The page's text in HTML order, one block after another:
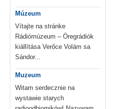
Múzeum
Vítajte na stránke
Rádiómúzeum – Öregrádiók
kiállítása Verőce Volám sa
Sándor...
Muzeum
Witam serdecznie na
wystawie starych